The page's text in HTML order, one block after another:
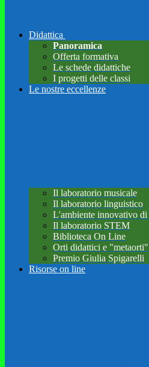
Didattica
Panoramica
Offerta formativa
Le schede didattiche
I progetti delle classi
Le nostre eccellenze
Il laboratorio musicale
Il laboratorio linguistico
L'ambiente innovativo di
Il laboratorio STEM
Biblioteca On Line
Orti didattici e "metaorti"
Premio Giulia Spigarelli
Risorse on line